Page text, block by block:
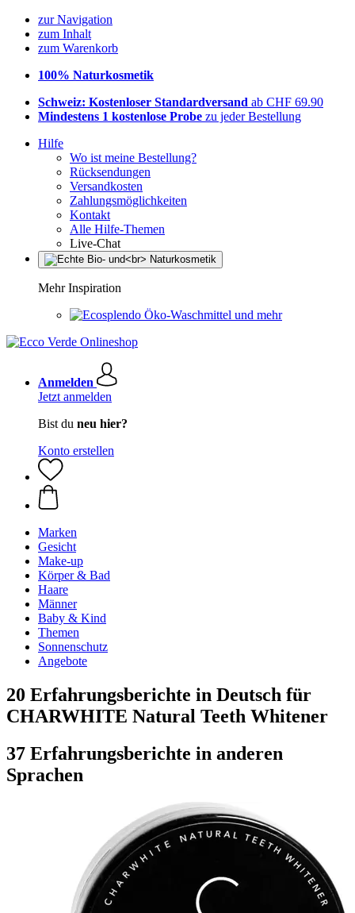
zur Navigation
zum Inhalt
zum Warenkorb
100% Naturkosmetik
Schweiz: Kostenloser Standardversand ab CHF 69.90
Mindestens 1 kostenlose Probe zu jeder Bestellung
Hilfe
Wo ist meine Bestellung?
Rücksendungen
Versandkosten
Zahlungsmöglichkeiten
Kontakt
Alle Hilfe-Themen
Live-Chat
Mehr Inspiration
Öko-Waschmittel und mehr
Anmelden
Jetzt anmelden
Bist du neu hier?
Konto erstellen
Marken
Gesicht
Make-up
Körper & Bad
Haare
Männer
Baby & Kind
Themen
Sonnenschutz
Angebote
20 Erfahrungsberichte in Deutsch für
CHARWHITE Natural Teeth Whitener
37 Erfahrungsberichte in anderen
Sprachen